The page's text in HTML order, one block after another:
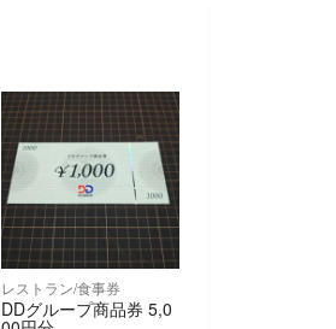
レストラン/食事券
DDグループ商品券 5,0